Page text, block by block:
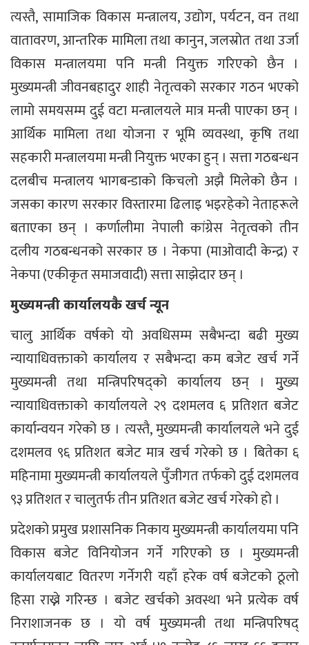
त्यस्तै, सामाजिक विकास मन्त्रालय, उद्योग, पर्यटन, वन तथा
वातावरण, आन्तरिक मामिला तथा कानुन, जलस्रोत तथा उर्जा
विकास मन्त्रालयमा पनि मन्त्री नियुक्त गरिएको छैन ।
मुख्यमन्त्री जीवनबहादुर शाही नेतृत्वको सरकार गठन भएको
लामो समयसम्म दुई वटा मन्त्रालयले मात्र मन्त्री पाएका छन् ।
आर्थिक मामिला तथा योजना र भूमि व्यवस्था, कृषि तथा
सहकारी मन्त्रालयमा मन्त्री नियुक्त भएका हुन् । सत्ता गठबन्धन
दलबीच मन्त्रालय भागबन्डाको किचलो अझै मिलेको छैन ।
जसका कारण सरकार विस्तारमा ढिलाइ भइरहेको नेताहरूले
बताएका छन् । कर्णालीमा नेपाली कांग्रेस नेतृत्वको तीन
दलीय गठबन्धनको सरकार छ । नेकपा (माओवादी केन्द्र) र
नेकपा (एकीकृत समाजवादी) सत्ता साझेदार छन् ।
मुख्यमन्त्री कार्यालयकै खर्च न्यून
चालु आर्थिक वर्षको यो अवधिसम्म सबैभन्दा बढी मुख्य
न्यायाधिवक्ताको कार्यालय र सबैभन्दा कम बजेट खर्च गर्ने
मुख्यमन्त्री तथा मन्त्रिपरिषद्को कार्यालय छन् । मुुख्य
न्यायाधिवक्ताको कार्यालयले २९ दशमलव ६ प्रतिशत बजेट
कार्यान्वयन गरेको छ । त्यस्तै, मुख्यमन्त्री कार्यालयले भने दुई
दशमलव ९६ प्रतिशत बजेट मात्र खर्च गरेको छ । बितेका ६
महिनामा मुख्यमन्त्री कार्यालयले पुँजीगत तर्फको दुई दशमलव
९३ प्रतिशत र चालुतर्फ तीन प्रतिशत बजेट खर्च गरेको हो ।
प्रदेशको प्रमुख प्रशासनिक निकाय मुख्यमन्त्री कार्यालयमा पनि
विकास बजेट विनियोजन गर्ने गरिएको छ । मुख्यमन्त्री
कार्यालयबाट वितरण गर्नेगरी यहाँ हरेक वर्ष बजेटको ठूलो
हिसा राख्ने गरिन्छ । बजेट खर्चको अवस्था भने प्रत्येक वर्ष
निराशाजनक छ । यो वर्ष मुख्यमन्त्री तथा मन्त्रिपरिषद्